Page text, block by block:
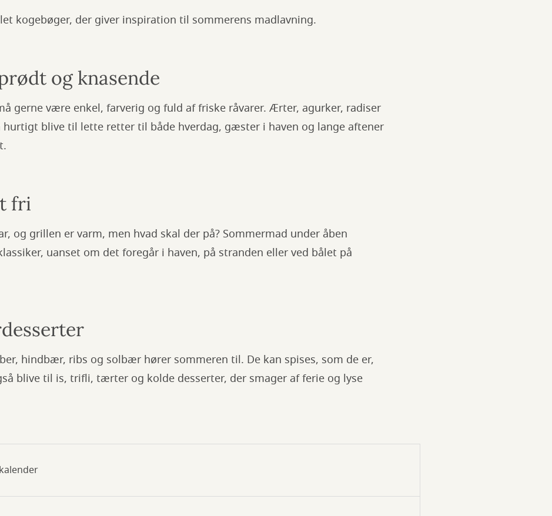
kogebøger, der giver inspiration til sommerens madlavning.
og knasende
gerne være enkel, farverig og fuld af friske råvarer. Ærter, agurker, radiser
hurtigt blive til lette retter til både hverdag, gæster i haven og lange aftener
fri
og grillen er varm, men hvad skal der på? Sommermad under åben
uanset om det foregår i haven, på stranden eller ved bålet på
hindbær, ribs og solbær hører sommeren til. De kan spises, som de er,
blive til is, trifli, tærter og kolde desserter, der smager af ferie og lyse